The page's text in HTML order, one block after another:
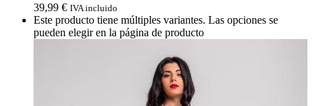
39,99 € IVA incluido
Este producto tiene múltiples variantes. Las opciones se
pueden elegir en la página de producto